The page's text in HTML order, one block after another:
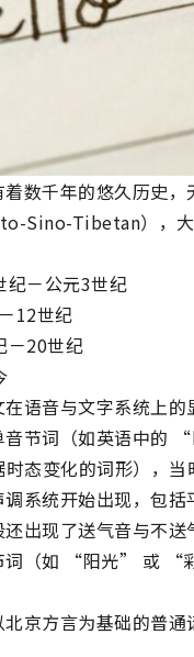
数千年的悠久历史
Sino-Tibetan），
纪－公元3世纪
12世纪
－20世纪
语音与文字系统上的
音节词（如英语中
态变化的词形），当
系统开始出现，包
出现了送气音与不
词（如 “阳光” 或 “
京方言为基础的普